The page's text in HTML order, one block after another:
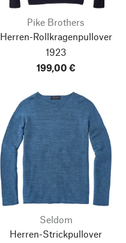
Pike Brothers
Herren-Rollkragenpullover
1923
199,00 €
Seldom
Herren-Strickpullover